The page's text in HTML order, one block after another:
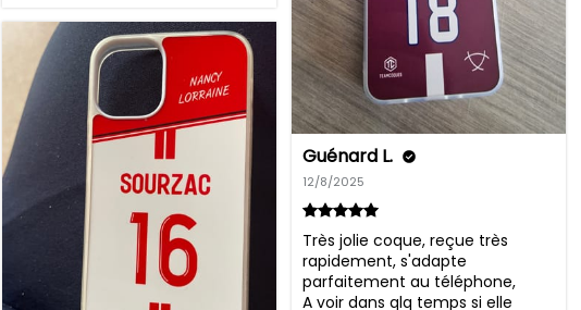
Guénard L.
12/8/2025
Très jolie coque, reçue très
rapidement, s'adapte
parfaitement au téléphone,
A voir dans qlq temps si elle